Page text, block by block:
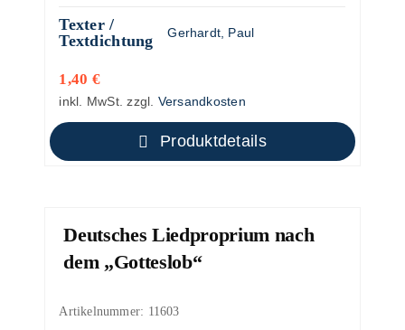
Texter /
Textdichtung
Gerhardt, Paul
1,40 €
inkl. MwSt. zzgl. Versandkosten
Produktdetails
Deutsches Liedproprium nach
dem „Gotteslob“
Artikelnummer: 11603